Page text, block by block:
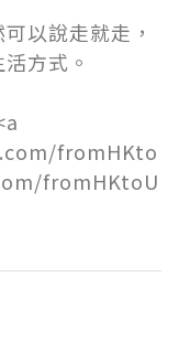
以說走就走，
方式。
fromHKto
fromHKtoU